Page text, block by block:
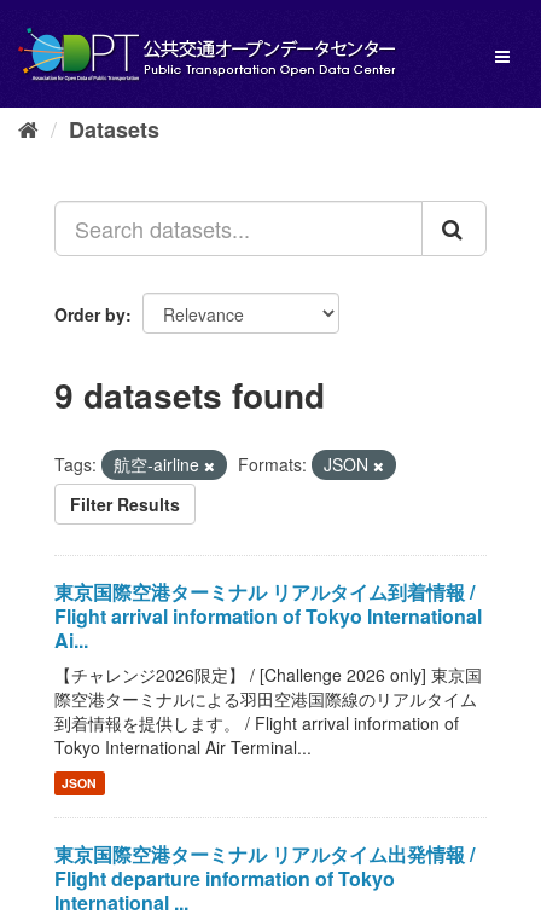
content
Datasets
Order by
9 datasets found
Tags: 航空-airline Formats:
JSON
Filter Results
東京国際空港ターミナル リアルタイム到着情報 /
Flight arrival information of Tokyo International
Ai...
【チャレンジ2026限定】 / [Challenge 2026 only] 東京国
際空港ターミナルによる羽田空港国際線のリアルタイム
到着情報を提供します。 / Flight arrival information of
Tokyo International Air Terminal...
JSON
東京国際空港ターミナル リアルタイム出発情報 /
Flight departure information of Tokyo
International ...